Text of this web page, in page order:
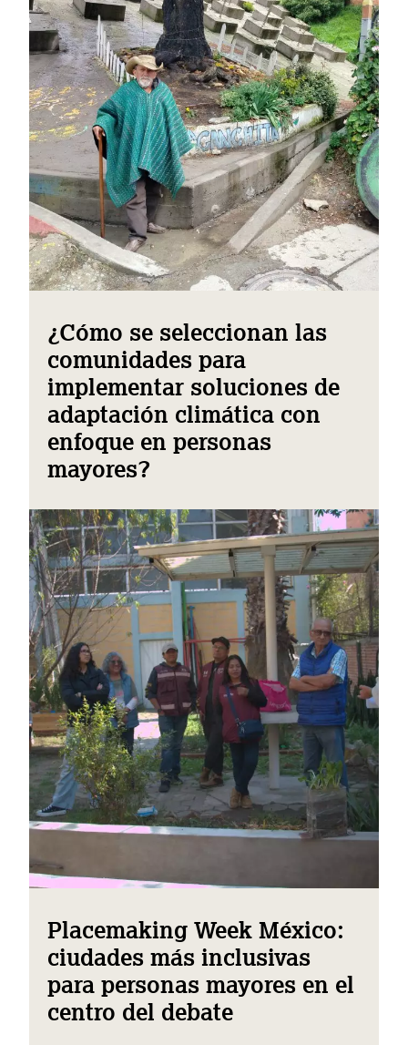
¿Cómo se seleccionan las
comunidades para
implementar soluciones de
adaptación climática con
enfoque en personas
mayores?
Placemaking Week México:
ciudades más inclusivas
para personas mayores en el
centro del debate